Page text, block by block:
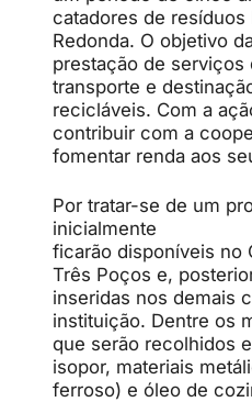
catadores de resíduos
Redonda. O objetivo
prestação de serviços
transporte e
recicláveis. Com a
contribuir com a
fomentar renda aos
Por tratar-se de um
inicialmente
ficarão disponíveis no
Três Poços e,
inseridas nos demais
instituição. Dentre os
que serão recolhidos
isopor, materiais
ferroso) e óleo de